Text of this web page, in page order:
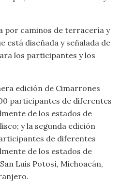
por caminos de terracería y
está diseñada y señalada de
los participantes y los
edición de Cimarrones
participantes de diferentes
de los estados de
y la segunda edición
de diferentes
de los estados de
Luis Potosí, Michoacán,